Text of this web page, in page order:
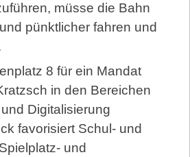
müsse die Bahn
pünktlicher fahren und
8 für ein Mandat
in den Bereichen
Digitalisierung
favorisiert Schul- und
und